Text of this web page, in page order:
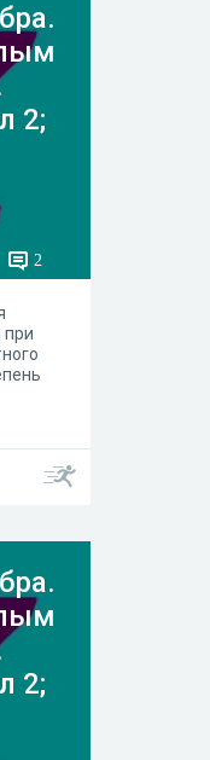
2;
2
при
2;